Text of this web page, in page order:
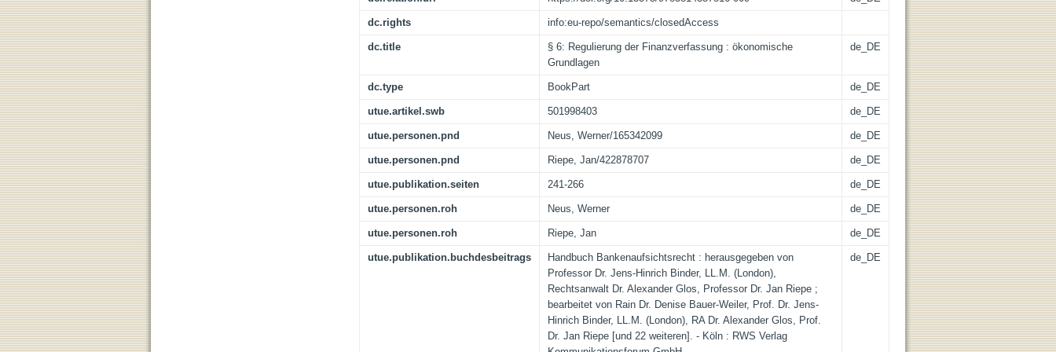
dc.rights info:eu-repo/semantics/closedAccess
dc.title
§ 6: Regulierung der Finanzverfassung : ökonomische
Grundlagen
de_DE
dc.type BookPart de_DE
utue.artikel.swb 501998403 de_DE
utue.personen.pnd Neus, Werner/165342099 de_DE
utue.personen.pnd Riepe, Jan/422878707 de_DE
utue.publikation.seiten 241-266 de_DE
utue.personen.roh Neus, Werner de_DE
utue.personen.roh Riepe, Jan de_DE
utue.publikation.buchdesbeitrags
Handbuch Bankenaufsichtsrecht : herausgegeben von
Professor Dr. Jens-Hinrich Binder, LL.M. (London),
Rechtsanwalt Dr. Alexander Glos, Professor Dr. Jan Riepe ;
bearbeitet von Rain Dr. Denise Bauer-Weiler, Prof. Dr. Jens-
Hinrich Binder, LL.M. (London), RA Dr. Alexander Glos, Prof.
Dr. Jan Riepe [und 22 weiteren]. - Köln : RWS Verlag
de_DE